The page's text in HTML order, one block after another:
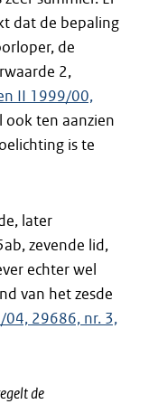
dat de bepaling
de
2,
II 1999/00,
ook ten aanzien
is te
later
zevende lid,
echter wel
van het zesde
29686, nr. 3,
de